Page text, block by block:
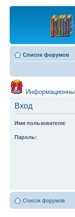
Список форумов
Вход
Имя пользователя:
Пароль:
Список форумов